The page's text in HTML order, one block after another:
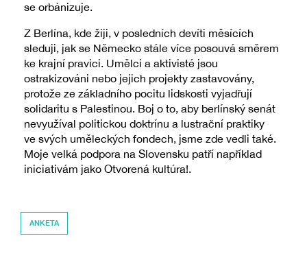
se orbánizuje.
Z Berlína, kde žiji, v posledních devíti měsících
sleduji, jak se Německo stále více posouvá směrem
ke krajní pravici. Umělci a aktivisté jsou
ostrakizováni nebo jejich projekty zastavovány,
protože ze základního pocitu lidskosti vyjadřují
solidaritu s Palestinou. Boj o to, aby berlínský senát
nevyužíval politickou doktrínu a lustrační praktiky
ve svých uměleckých fondech, jsme zde vedli také.
Moje velká podpora na Slovensku patří například
iniciativám jako Otvorená kultúra!.
ANKETA